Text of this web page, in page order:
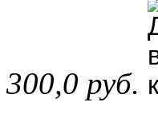
300,0 руб.